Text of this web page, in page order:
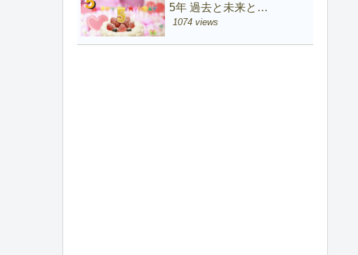
5年 過去と未来と…
1074 views